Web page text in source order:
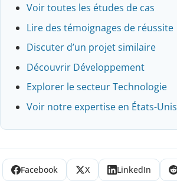
Voir toutes les études de cas
Lire des témoignages de réussite
Discuter d’un projet similaire
Découvrir Développement
Explorer le secteur Technologie
Voir notre expertise en États-Unis
Facebook X LinkedIn